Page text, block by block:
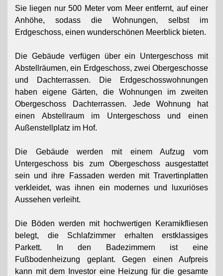
Sie liegen nur 500 Meter vom Meer entfernt, auf einer
Anhöhe, sodass die Wohnungen, selbst im
Erdgeschoss, einen wunderschönen Meerblick bieten.
Die Gebäude verfügen über ein Untergeschoss mit
Abstellräumen, ein Erdgeschoss, zwei Obergeschosse
und Dachterrassen. Die Erdgeschosswohnungen
haben eigene Gärten, die Wohnungen im zweiten
Obergeschoss Dachterrassen. Jede Wohnung hat
einen Abstellraum im Untergeschoss und einen
Außenstellplatz im Hof.
Die Gebäude werden mit einem Aufzug vom
Untergeschoss bis zum Obergeschoss ausgestattet
sein und ihre Fassaden werden mit Travertinplatten
verkleidet, was ihnen ein modernes und luxuriöses
Aussehen verleiht.
Die Böden werden mit hochwertigen Keramikfliesen
belegt, die Schlafzimmer erhalten erstklassiges
Parkett. In den Badezimmern ist eine
Fußbodenheizung geplant. Gegen einen Aufpreis
kann mit dem Investor eine Heizung für die gesamte